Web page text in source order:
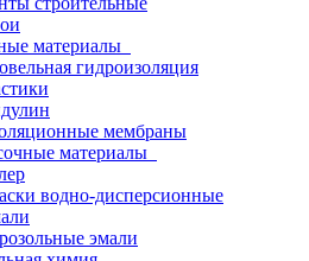
материалы
гидроизоляция
мембраны
материалы
водно-дисперсионные
эмали